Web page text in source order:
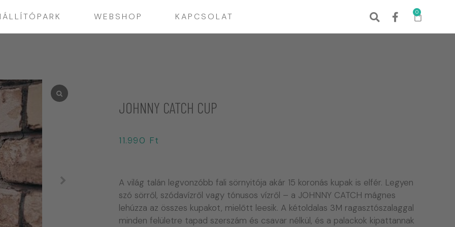
WEBSHOP KAPCSOLAT 0
JOHNNY CATCH CUP
11.990 Ft
A világ talán legvonzóbb fali sörnyitója akár 15 koronás kupak is elfér. Legyen
szó sörről, szódavízről vagy tónusos vízről – a JOHNNY CATCH mágnes
lehúzza az összes kupakot, mielőtt leesik. A kétoldalas 3M ragasztószalaggal
minden felületre tapad szerszám és csavar nélkül, és a palackok kipattannak